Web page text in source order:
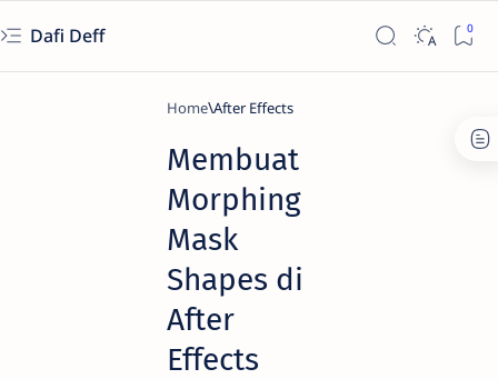
Dafi Deff
Home After Effects
Membuat
Morphing
Mask
Shapes di
After
Effects